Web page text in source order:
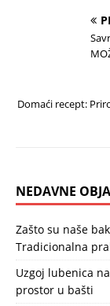
Domaći recept:
NEDAVNE
Zašto su naše
Tradicionalna
Uzgoj lubenica
prostor u bašti